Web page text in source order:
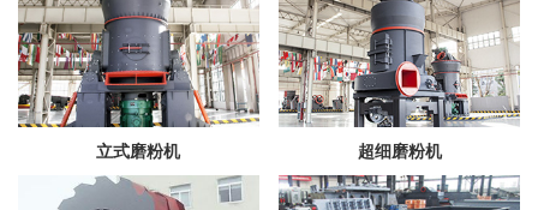
立式磨粉机 超细磨粉机